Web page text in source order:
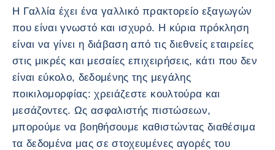
Η Γαλλία έχει ένα γαλλικό πρακτορείο εξαγωγών
που είναι γνωστό και ισχυρό. Η κύρια πρόκληση
είναι να γίνει η διάβαση από τις διεθνείς εταιρείες
στις μικρές και μεσαίες επιχειρήσεις, κάτι που δεν
είναι εύκολο, δεδομένης της μεγάλης
ποικιλομορφίας: χρειάζεστε κουλτούρα και
μεσάζοντες. Ως ασφαλιστής πιστώσεων,
μπορούμε να βοηθήσουμε καθιστώντας διαθέσιμα
τα δεδομένα μας σε στοχευμένες αγορές του